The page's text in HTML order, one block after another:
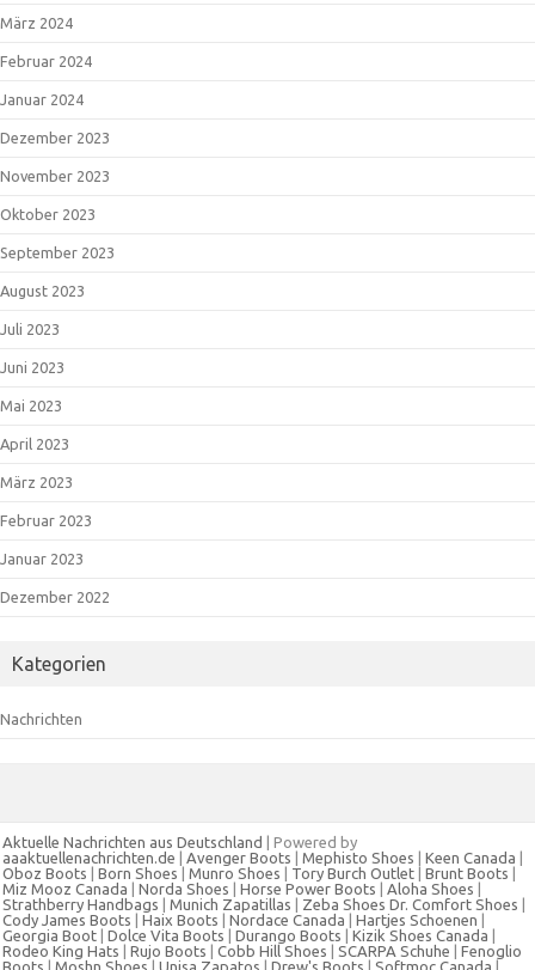
März 2024
Februar 2024
Januar 2024
Dezember 2023
November 2023
Oktober 2023
September 2023
August 2023
Juli 2023
Juni 2023
Mai 2023
April 2023
März 2023
Februar 2023
Januar 2023
Dezember 2022
Kategorien
Nachrichten
Aktuelle Nachrichten aus Deutschland | Powered by
aaaktuellenachrichten.de | Avenger Boots | Mephisto Shoes | Keen Canada |
Oboz Boots | Born Shoes | Munro Shoes | Tory Burch Outlet | Brunt Boots |
Miz Mooz Canada | Norda Shoes | Horse Power Boots | Aloha Shoes |
Strathberry Handbags | Munich Zapatillas | Zeba Shoes Dr. Comfort Shoes |
Cody James Boots | Haix Boots | Nordace Canada | Hartjes Schoenen |
Georgia Boot | Dolce Vita Boots | Durango Boots | Kizik Shoes Canada |
Rodeo King Hats | Rujo Boots | Cobb Hill Shoes | SCARPA Schuhe | Fenoglio
Boots | Moshn Shoes | Unisa Zapatos | Drew's Boots | Softmoc Canada |